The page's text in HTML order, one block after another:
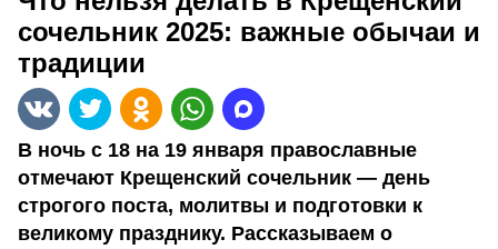
сочельник 2025: важные обычаи и
традиции
В ночь с 18 на 19 января православные
отмечают Крещенский сочельник — день
строгого поста, молитвы и подготовки к
великому празднику. Рассказываем о